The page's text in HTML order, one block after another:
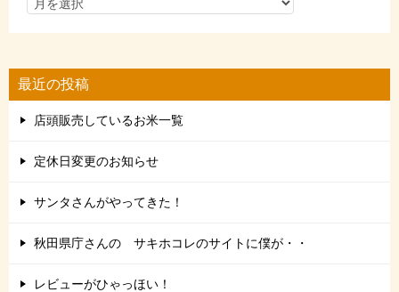
最近の投稿
店頭販売しているお米一覧
定休日変更のお知らせ
サンタさんがやってきた！
秋田県庁さんの サキホコレのサイトに僕が・・
レビューがひゃっほい！